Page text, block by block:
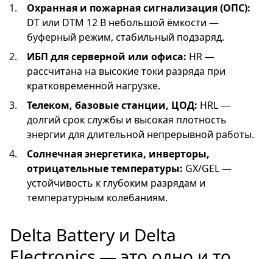
Охранная и пожарная сигнализация (ОПС):
DT или DTM 12 В небольшой ёмкости —
буферный режим, стабильный подзаряд.
ИБП для серверной или офиса: HR —
рассчитана на высокие токи разряда при
кратковременной нагрузке.
Телеком, базовые станции, ЦОД: HRL —
долгий срок службы и высокая плотность
энергии для длительной непрерывной работы.
Солнечная энергетика, инверторы,
отрицательные температуры: GX/GEL —
устойчивость к глубоким разрядам и
температурным колебаниям.
Delta Battery и Delta